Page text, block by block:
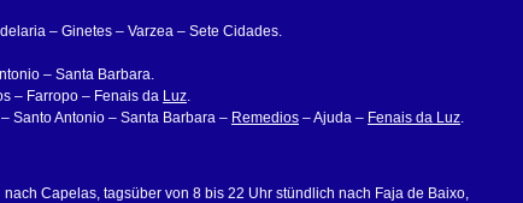
– Ginetes – Varzea – Sete Cidades.
– Santa Barbara.
– Farropo – Fenais da Luz.
Santo Antonio – Santa Barbara – Remedios – Ajuda – Fenais da Luz.
Capelas, tagsüber von 8 bis 22 Uhr stündlich nach Faja de Baixo,